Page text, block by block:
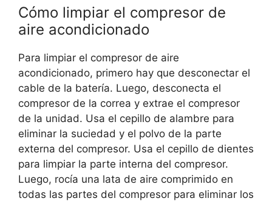
Cómo limpiar el compresor de
aire acondicionado
Para limpiar el compresor de aire
acondicionado, primero hay que desconectar el
cable de la batería. Luego, desconecta el
compresor de la correa y extrae el compresor
de la unidad. Usa el cepillo de alambre para
eliminar la suciedad y el polvo de la parte
externa del compresor. Usa el cepillo de dientes
para limpiar la parte interna del compresor.
Luego, rocía una lata de aire comprimido en
todas las partes del compresor para eliminar los